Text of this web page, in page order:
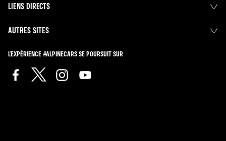
LIENS DIRECTS
AUTRES SITES
L'EXPÉRIENCE #ALPINECARS SE POURSUIT SUR